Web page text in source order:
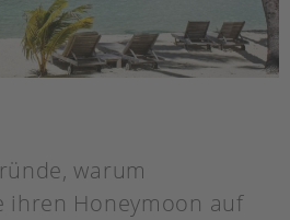
warum
ihren Honeymoon auf